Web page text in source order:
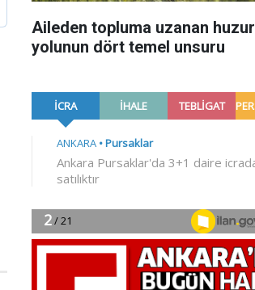
Aileden topluma uzanan huzur
yolunun dört temel unsuru